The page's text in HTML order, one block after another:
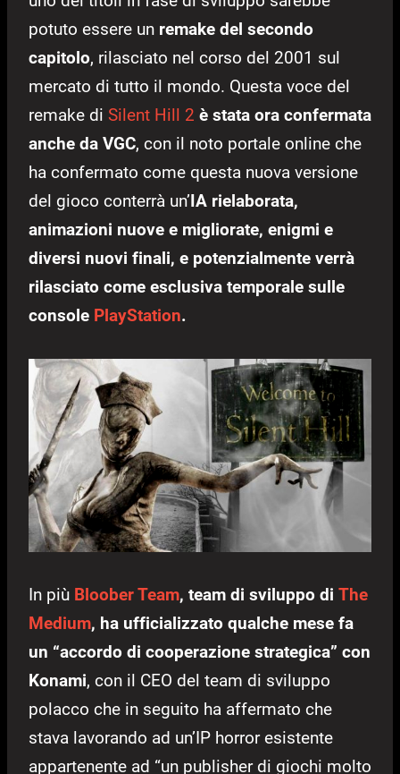
potuto essere un remake del secondo
capitolo, rilasciato nel corso del 2001 sul
mercato di tutto il mondo. Questa voce del
remake di Silent Hill 2 è stata ora confermata
anche da VGC, con il noto portale online che
ha confermato come questa nuova versione
del gioco conterrà un’IA rielaborata,
animazioni nuove e migliorate, enigmi e
diversi nuovi finali, e potenzialmente verrà
rilasciato come esclusiva temporale sulle
console PlayStation.
In più Bloober Team, team di sviluppo di The
Medium, ha ufficializzato qualche mese fa
un “accordo di cooperazione strategica” con
Konami, con il CEO del team di sviluppo
polacco che in seguito ha affermato che
stava lavorando ad un’IP horror esistente
appartenente ad “un publisher di giochi molto